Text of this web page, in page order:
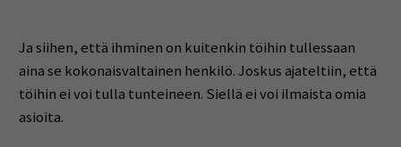
Ja siihen, että ihminen on kuitenkin töihin tullessaan
aina se kokonaisvaltainen henkilö. Joskus ajateltiin, että
töihin ei voi tulla tunteineen. Siellä ei voi ilmaista omia
asioita.